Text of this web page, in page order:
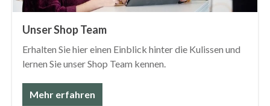
Unser Shop Team
Erhalten Sie hier einen Einblick hinter die Kulissen und
lernen Sie unser Shop Team kennen.
Mehr erfahren